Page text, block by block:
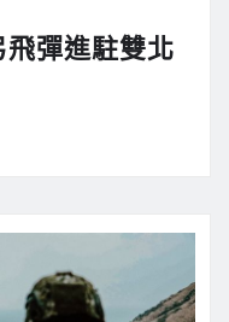
彈進駐雙北